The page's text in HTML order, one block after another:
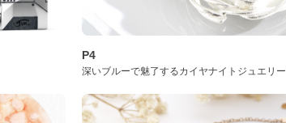
P4
深いブルーで魅了するカイヤナイトジュエリー